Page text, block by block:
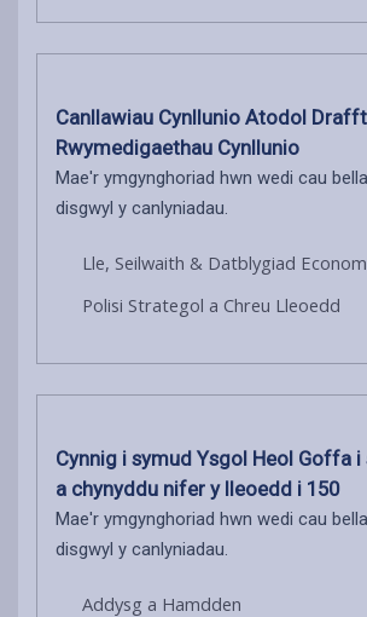
Canllawiau Cynllunio Atodol
Rwymedigaethau Cynllunio
Mae'r ymgynghoriad hwn wedi cau
disgwyl y canlyniadau.
Lle, Seilwaith & Datblygiad
Polisi Strategol a Chreu Lleoedd
Cynnig i symud Ysgol Heol Goffa
a chynyddu nifer y lleoedd i 150
Mae'r ymgynghoriad hwn wedi cau
disgwyl y canlyniadau.
Addysg a Hamdden